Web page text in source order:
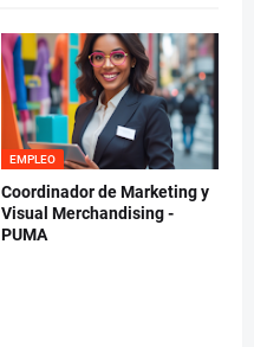
EMPLEO
Coordinador de Marketing y
Visual Merchandising -
PUMA